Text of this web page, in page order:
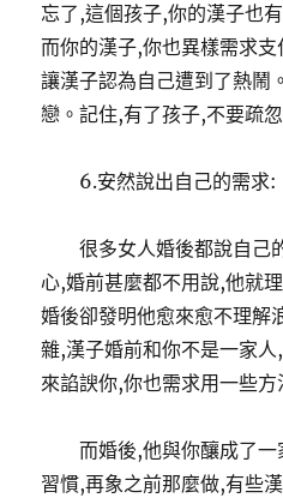
忘了,這個孩子,你的漢子也
而你的漢子,你也異樣需求
讓漢子認為自己遭到了熱鬧
戀。記住,有了孩子,不要疏
6.安然說出自己的需求:
很多女人婚後都說自己
心,婚前甚麼都不用說,他就
婚後卻發明他愈來愈不理解
雜,漢子婚前和你不是一家
來諂諛你,你也需求用一些方
而婚後,他與你釀成了一
習慣,再象之前那麼做,有些